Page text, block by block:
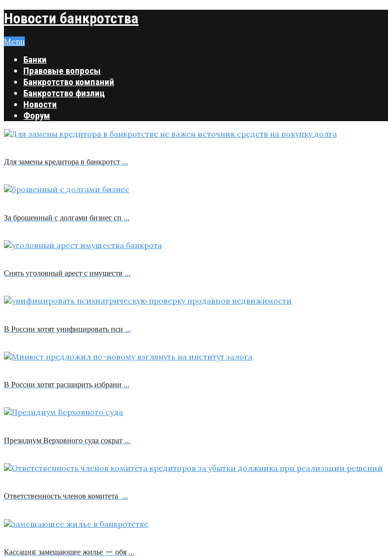
Новости банкротства
Menu
Банки
Правовые вопросы
Банкротство компаний
Банкротство физлиц
Новости
Форум
Для замены кредитора в банкротст …
За брошенный с долгами бизнес сп …
Снять уголовный арест с имуществ …
В России хотят унифицировать пси …
В России хотят расширить избрани …
Президиум Верховного суда сократ …
Ответственность членов комитета …
Кассация: замещающее жилье — обя …